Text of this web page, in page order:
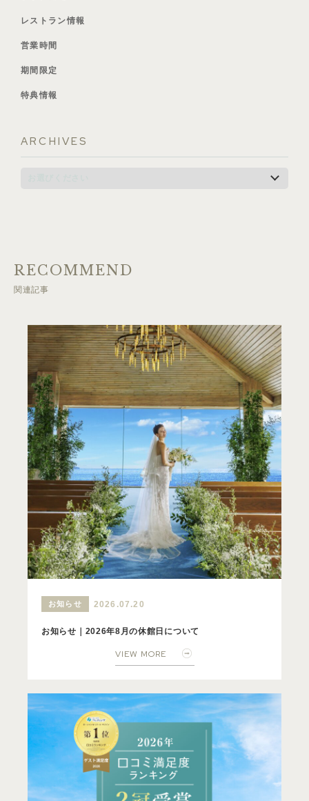
レストラン情報
営業時間
期間限定
特典情報
ARCHIVES
RECOMMEND
関連記事
お知らせ 2026.07.20
お知らせ｜2026年8月の休館日について
VIEW MORE